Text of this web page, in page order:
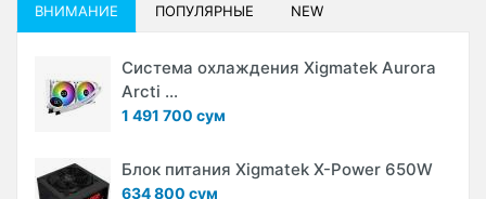
ВНИМАНИЕ ПОПУЛЯРНЫЕ NEW
Система охлаждения Xigmatek Aurora
Arcti ...
1 491 700 сум
Блок питания Xigmatek X-Power 650W
634 800 сум